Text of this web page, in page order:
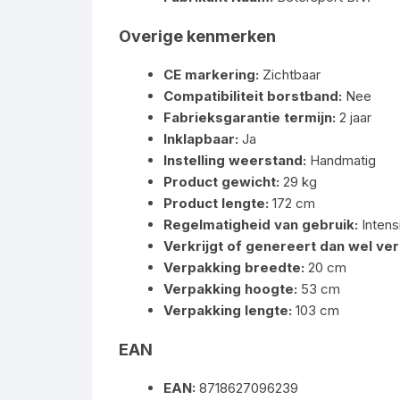
Overige kenmerken
CE markering: Zichtbaar
Compatibiliteit borstband: Nee
Fabrieksgarantie termijn: 2 jaar
Inklapbaar: Ja
Instelling weerstand: Handmatig
Product gewicht: 29 kg
Product lengte: 172 cm
Regelmatigheid van gebruik:
Verkrijgt of genereert dan wel
Verpakking breedte: 20 cm
Verpakking hoogte: 53 cm
Verpakking lengte: 103 cm
EAN
EAN: 8718627096239